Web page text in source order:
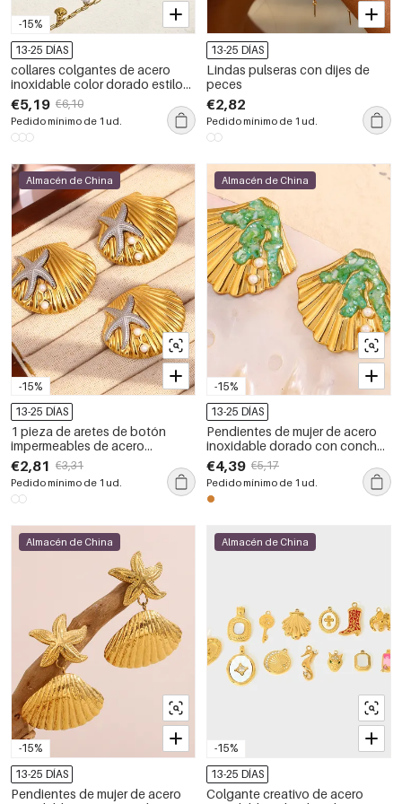
-15%
13-25 DÍAS
collares colgantes de acero
inoxidable color dorado estilo
oceánico
€5,19 €6,10
Pedido mínimo de 1 ud.
13-25 DÍAS
Lindas pulseras con dijes de
peces
€2,82
Pedido mínimo de 1 ud.
-15%
Almacén de China
13-25 DÍAS
1 pieza de aretes de botón
impermeables de acero
inoxidable con concha dorada
de la colección Ocean
€2,81 €3,31
Pedido mínimo de 1 ud.
-15%
Almacén de China
13-25 DÍAS
Pendientes de mujer de acero
inoxidable dorado con concha
de la colección Ocean,
resistentes al agua
€4,39 €5,17
Pedido mínimo de 1 ud.
-15%
Almacén de China
13-25 DÍAS
Pendientes de mujer de acero
-15%
Almacén de China
13-25 DÍAS
Colgante creativo de acero